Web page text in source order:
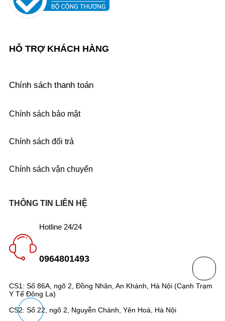
HỖ TRỢ KHÁCH HÀNG
Chính sách thanh toán
Chính sách bảo mật
Chính sách đổi trả
Chính sách vận chuyển
CS1: Số 86A, ngõ 2, Đồng Nhân, An Khánh, Hà Nội (Cạnh Trạm
Y Tế Đông La)
CS2: Số 22, ngõ 2, Nguyễn Chánh, Yên Hoà, Hà Nội
THÔNG TIN LIÊN HỆ
Hotline 24/24
0964801493